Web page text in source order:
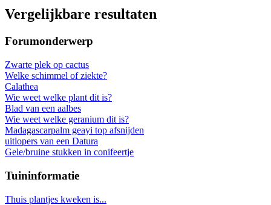
Vergelijkbare resultaten
Forumonderwerp
Zwarte plek op cactus
Welke schimmel of ziekte?
Calathea
Wie weet welke plant dit is?
Blad van een aalbes
Wie weet welke geranium dit is?
Madagascarpalm geayi top afsnijden
uitlopers van een Datura
Gele/bruine stukken in conifeertje
Tuininformatie
Thuis plantjes kweken is...